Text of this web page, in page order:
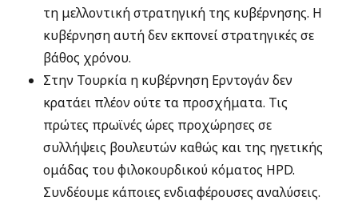
τη μελλοντική στρατηγική της κυβέρνησης. Η
κυβέρνηση αυτή δεν εκπονεί στρατηγικές σε
βάθος χρόνου.
Στην Τουρκία η κυβέρνηση Ερντογάν δεν
κρατάει πλέον ούτε τα προσχήματα. Τις
πρώτες πρωϊνές ώρες προχώρησες σε
συλλήψεις βουλευτών καθώς και της ηγετικής
ομάδας του φιλοκουρδικού κόματος HPD.
Συνδέουμε κάποιες ενδιαφέρουσες αναλύσεις.